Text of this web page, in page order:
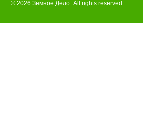
© 2026 Земное Дело. All rights reserved.